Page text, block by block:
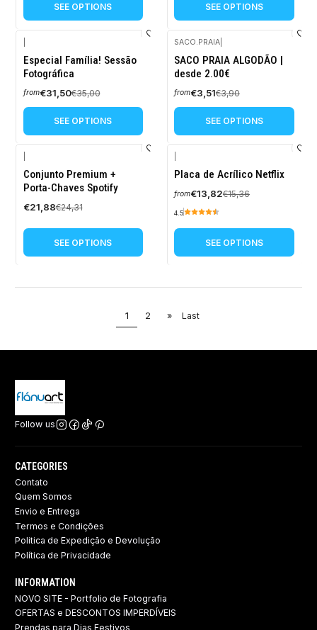
SEE OPTIONS SEE OPTIONS
-10%
OFF
Especial Família! Sessão
Fotográfica
from€31,50€35,00
SEE OPTIONS
-10%
OFF
SACO.PRAIA
SACO PRAIA ALGODÃO |
desde 2.00€
from€3,51€3,90
SEE OPTIONS
-10%
OFF
Conjunto Premium +
Porta-Chaves Spotify
€21,88€24,31
SEE OPTIONS
-10%
OFF
Placa de Acrílico Netflix
from€13,82€15,36
4.5
SEE OPTIONS
1 2 » Last
Follow us
CATEGORIES
Contato
Quem Somos
Envio e Entrega
Termos e Condições
Politica de Expedição e Devolução ​
Política de Privacidade
INFORMATION
NOVO SITE - Portfolio de Fotografia
OFERTAS e DESCONTOS IMPERDÍVEIS
Prendas para Dias Festivos